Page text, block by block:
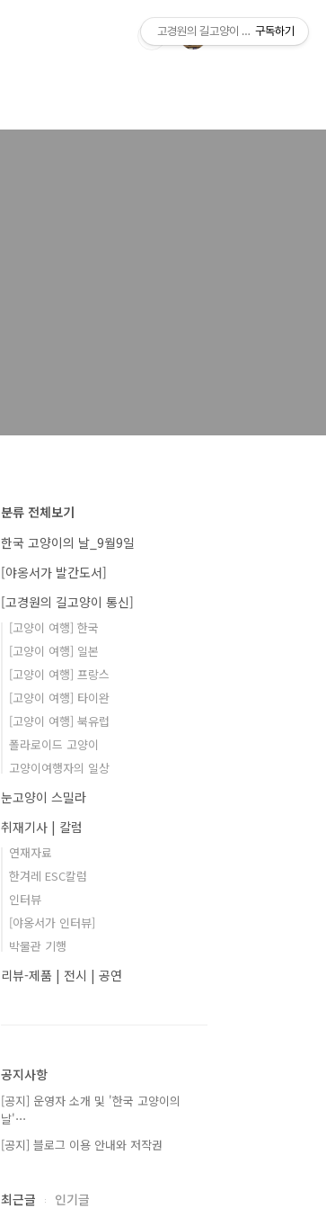
분류 전체보기
한국 고양이의 날_9월9일
[야옹서가 발간도서]
[고경원의 길고양이 통신]
[고양이 여행] 한국
[고양이 여행] 일본
[고양이 여행] 프랑스
[고양이 여행] 타이완
[고양이 여행] 북유럽
폴라로이드 고양이
고양이여행자의 일상
눈고양이 스밀라
취재기사 | 칼럼
연재자료
한겨레 ESC칼럼
인터뷰
[야옹서가 인터뷰]
박물관 기행
리뷰-제품 | 전시 | 공연
공지사항
[공지] 운영자 소개 및 '한국 고양이의
날'⋯
[공지] 블로그 이용 안내와 저작권
최근글 인기글
고경원의 길고양이 통신+야옹서가
구독하기